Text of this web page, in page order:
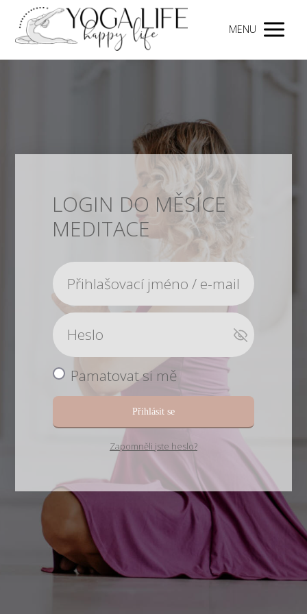
MENU
LOGIN DO MĚSÍCE
MEDITACE
Pamatovat si mě
Přihlásit se
Zapomněli jste heslo?